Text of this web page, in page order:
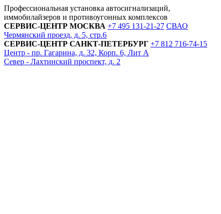
Профессиональная установка автосигнализаций,
иммобилайзеров и противоугонных комплексов
СЕРВИС-ЦЕНТР МОСКВА +7 495 131-21-27 СВАО
Чермянский проезд, д. 5, стр.6
СЕРВИС-ЦЕНТР САНКТ-ПЕТЕРБУРГ +7 812 716-74-15
Центр - пр. Гагарина, д. 32, Корп. 6, Лит А
Север - Лахтинский проспект, д. 2